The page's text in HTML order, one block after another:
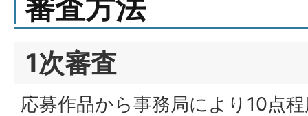
審査方法
1次審査
応募作品から事務局により10点